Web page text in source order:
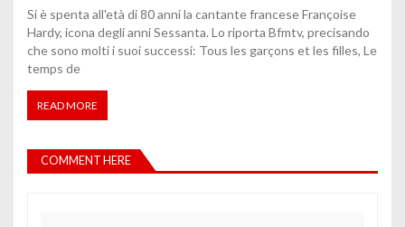
Si è spenta all'età di 80 anni la cantante francese Françoise
Hardy, icona degli anni Sessanta. Lo riporta Bfmtv, precisando
che sono molti i suoi successi: Tous les garçons et les filles, Le
temps de
READ MORE
COMMENT HERE